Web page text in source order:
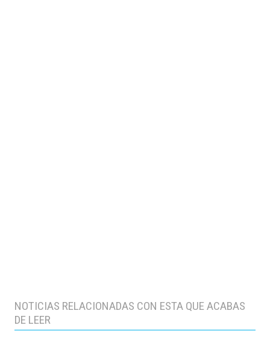
NOTICIAS RELACIONADAS CON ESTA QUE ACABAS
DE LEER